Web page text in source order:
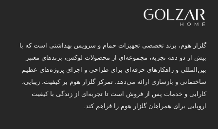
گلزار هوم، برند تخصصی تجهیزات حمام و سرویس بهداشتی است که با
بیش از دو دهه تجربه، مجموعه‌ای از محصولات لوکس، برندهای معتبر
بین‌المللی و راهکارهای حرفه‌ای برای طراحی و اجرای پروژه‌های عظیم
ساختمانی و بازسازی ارائه می‌دهد. تمرکز گلزار هوم بر کیفیت، زیبایی،
کارایی و خدمات پس از فروش است تا تجربه‌ای از زندگی با کیفیت
اروپایی برای همراهان گلزار هوم را فراهم کند.